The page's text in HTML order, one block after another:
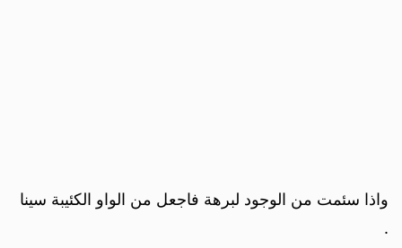
واذا سئمت من الوجود لبرهة فاجعل من الواو الكئيبة سينا
.